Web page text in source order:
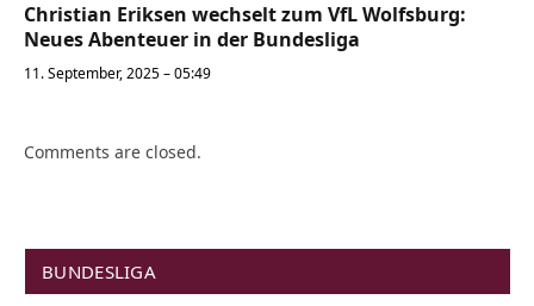
Christian Eriksen wechselt zum VfL Wolfsburg:
Neues Abenteuer in der Bundesliga
11. September, 2025 – 05:49
Comments are closed.
BUNDESLIGA